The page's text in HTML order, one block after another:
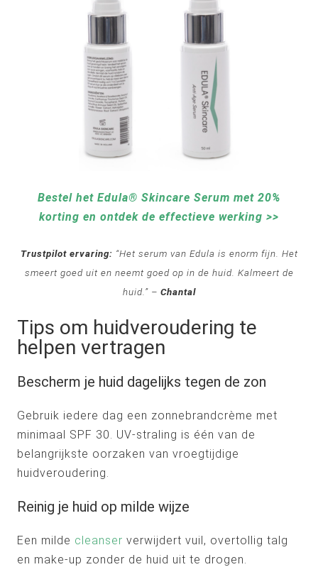
Bestel het Edula® Skincare Serum met 20%
korting en ontdek de effectieve werking >>
Trustpilot ervaring: “Het serum van Edula is enorm fijn. Het
smeert goed uit en neemt goed op in de huid. Kalmeert de
huid.” – Chantal
Tips om huidveroudering te
helpen vertragen
Bescherm je huid dagelijks tegen de zon
Gebruik iedere dag een zonnebrandcrème met
minimaal SPF 30. UV-straling is één van de
belangrijkste oorzaken van vroegtijdige
huidveroudering.
Reinig je huid op milde wijze
Een milde cleanser verwijdert vuil, overtollig talg
en make-up zonder de huid uit te drogen.